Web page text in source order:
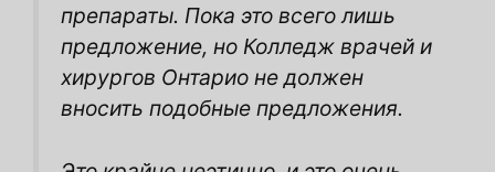
препараты. Пока это всего лишь
предложение, но Колледж врачей и
хирургов Онтарио не должен
вносить подобные предложения.